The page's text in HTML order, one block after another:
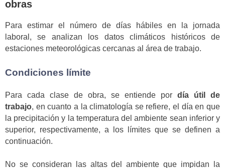
obras
Para estimar el número de días hábiles en la jornada
laboral, se analizan los datos climáticos históricos de
estaciones meteorológicas cercanas al área de trabajo.
Condiciones límite
Para cada clase de obra, se entiende por día útil de
trabajo, en cuanto a la climatología se refiere, el día en que
la precipitación y la temperatura del ambiente sean inferior y
superior, respectivamente, a los límites que se definen a
continuación.
No se consideran las altas del ambiente que impidan la